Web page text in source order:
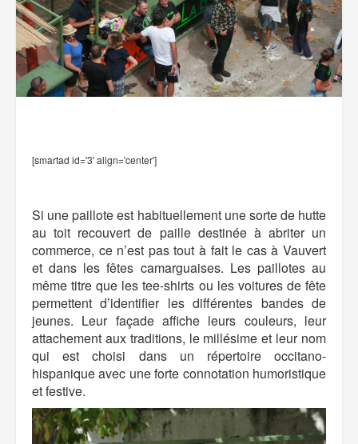
[smartad id='3' align='center']
Si une paillote est habituellement une sorte de hutte
au toit recouvert de paille destinée à abriter un
commerce, ce n’est pas tout à fait le cas à Vauvert
et dans les fêtes camarguaises. Les paillotes au
même titre que les tee-shirts ou les voitures de fête
permettent d’identifier les différentes bandes de
jeunes. Leur façade affiche leurs couleurs, leur
attachement aux traditions, le millésime et leur nom
qui est choisi dans un répertoire occitano-
hispanique avec une forte connotation humoristique
et festive.